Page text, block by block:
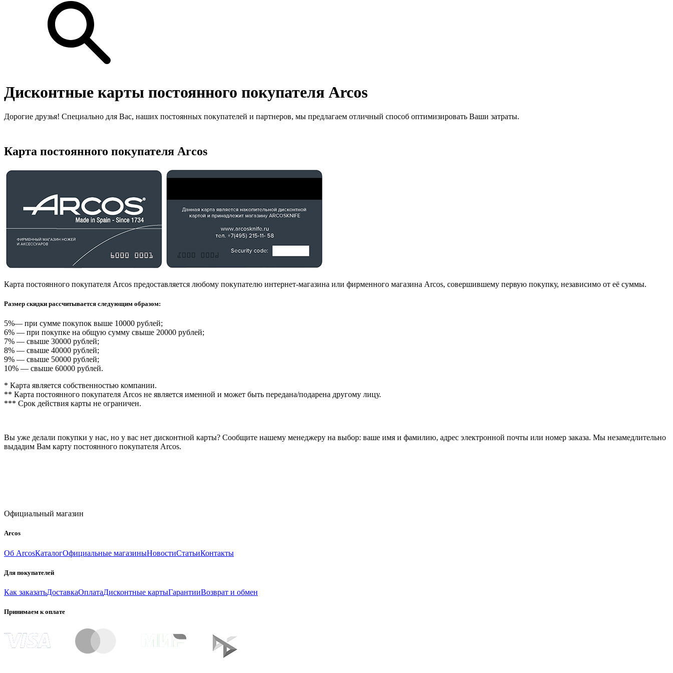
Дисконтные карты постоянного покупателя Arcos
Дорогие друзья! Специально для Вас, наших постоянных покупателей и партнеров, мы предлагаем отличный способ оптимизировать Ваши затраты.
Карта постоянного покупателя Arcos
Карта постоянного покупателя Arcos предоставляется любому покупателю интернет-магазина или фирменного магазина Arcos, совершившему первую покупку, независимо от её суммы.
Размер скидки рассчитывается следующим образом:
5%— при сумме покупок выше 10000 рублей;
6% — при покупке на общую сумму свыше 20000 рублей;
7% — свыше 30000 рублей;
8% — свыше 40000 рублей;
9% — свыше 50000 рублей;
10% — свыше 60000 рублей.
* Карта является собственностью компании.
** Карта постоянного покупателя Arcos не является именной и может быть передана/подарена другому лицу.
*** Срок действия карты не ограничен.
Вы уже делали покупки у нас, но у вас нет дисконтной карты? Сообщите нашему менеджеру на выбор: ваше имя и фамилию, адрес электронной почты или номер заказа. Мы незамедлительно
выдадим Вам карту постоянного покупателя Arcos.
Официальный магазин
Arcos
Об ArcosКаталогОфициальные магазиныНовостиСтатьиКонтакты
Для покупателей
Как заказатьДоставкаОплатаДисконтные картыГарантииВозврат и обмен
Принимаем к оплате